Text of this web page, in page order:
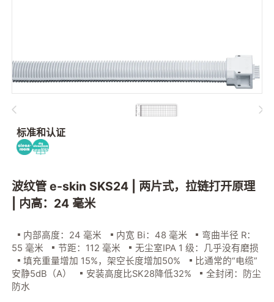
标准和认证
波纹管 e-skin SKS24 | 两片式，拉链打开原理
| 内高：24 毫米
内部高度：24 毫米 内宽 Bi：48 毫米
弯曲半径 R：
55 毫米
节距：112 毫米
无尘室IPA 1 级：几乎没有磨损
填充重量增加 15%，架空长度增加50%
比通常的“电缆”
安静5dB（A）
安装高度比SK28降低32%
全封闭：防尘
防水